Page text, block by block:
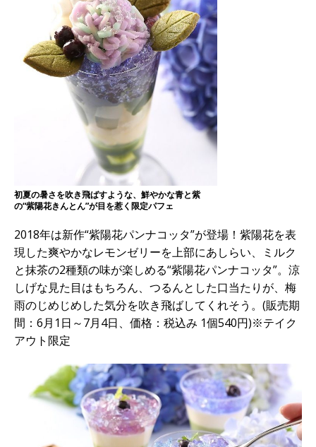
初夏の暑さを吹き飛ばすような、鮮やかな青と紫
の“紫陽花きんとん”が目を惹く限定パフェ
2018年は新作“紫陽花パンナコッタ”が登場！紫陽花を表
現した爽やかなレモンゼリーを上部にあしらい、ミルク
と抹茶の2種類の味が楽しめる“紫陽花パンナコッタ”。涼
しげな見た目はもちろん、つるんとした口当たりが、梅
雨のじめじめした気分を吹き飛ばしてくれそう。(販売期
間：6月1日～7月4日、価格：税込み 1個540円)※テイク
アウト限定